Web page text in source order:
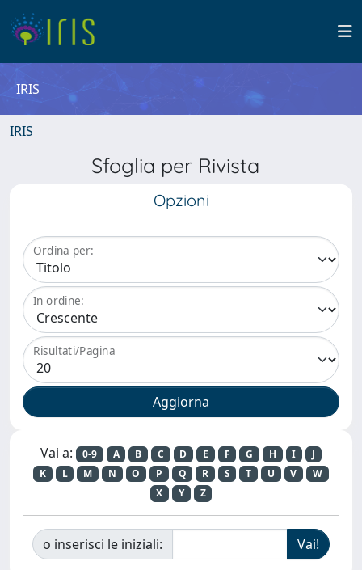
IRIS
IRIS
Sfoglia per Rivista
Opzioni
Ordina per:
In ordine:
Risultati/Pagina
Vai a: 0-9 A B C D E F G H I
J
K
L M N O P Q R S T U V
W
X
Y Z
o inserisci le iniziali: